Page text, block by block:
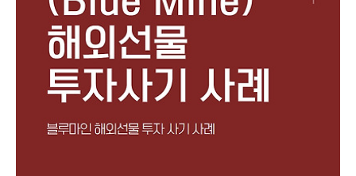
익도 없습니다.이러한 사실을 모르고 직접 또는 제3자를 통하
여 보이스피싱을 당했다고 수사기관에 거짓신고를 하시는 경
우에는 아래 규정에..